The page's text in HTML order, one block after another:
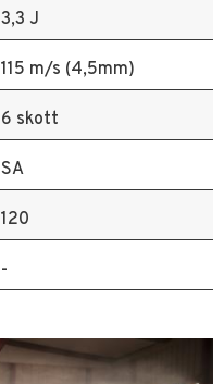
3,3 J
115 m/s (4,5mm)
6 skott
SA
120
-